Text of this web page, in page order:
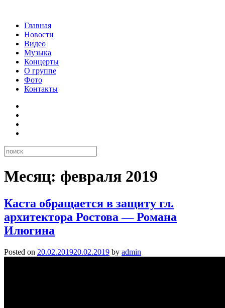
Главная
Новости
Видео
Музыка
Концерты
О группе
Фото
Контакты
Месяц: февраля 2019
Каста обращается в защиту гл.
архитектора Ростова — Романа
Илюгина
Posted on 20.02.201920.02.2019 by admin